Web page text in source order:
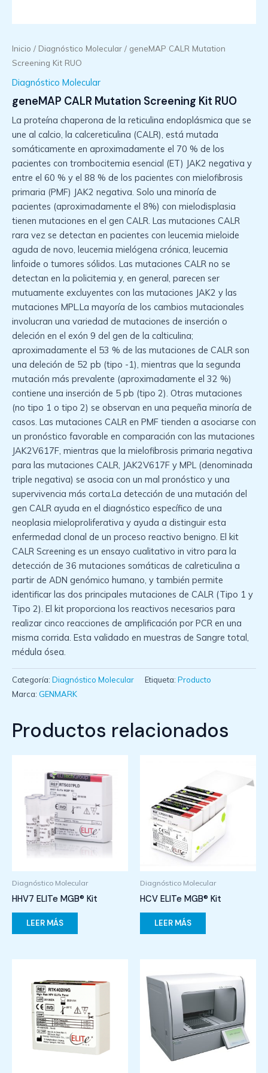
Inicio / Diagnóstico Molecular / geneMAP CALR Mutation
Screening Kit RUO
Diagnóstico Molecular
geneMAP CALR Mutation Screening Kit RUO
La proteína chaperona de la reticulina endoplásmica que se
une al calcio, la calcereticulina (CALR), está mutada
somáticamente en aproximadamente el 70 % de los
pacientes con trombocitemia esencial (ET) JAK2 negativa y
entre el 60 % y el 88 % de los pacientes con mielofibrosis
primaria (PMF) JAK2 negativa. Solo una minoría de
pacientes (aproximadamente el 8%) con mielodisplasia
tienen mutaciones en el gen CALR. Las mutaciones CALR
rara vez se detectan en pacientes con leucemia mieloide
aguda de novo, leucemia mielógena crónica, leucemia
linfoide o tumores sólidos. Las mutaciones CALR no se
detectan en la policitemia y, en general, parecen ser
mutuamente excluyentes con las mutaciones JAK2 y las
mutaciones MPL.La mayoría de los cambios mutacionales
involucran una variedad de mutaciones de inserción o
deleción en el exón 9 del gen de la calticulina;
aproximadamente el 53 % de las mutaciones de CALR son
una deleción de 52 pb (tipo -1), mientras que la segunda
mutación más prevalente (aproximadamente el 32 %)
contiene una inserción de 5 pb (tipo 2). Otras mutaciones
(no tipo 1 o tipo 2) se observan en una pequeña minoría de
casos. Las mutaciones CALR en PMF tienden a asociarse con
un pronóstico favorable en comparación con las mutaciones
JAK2V617F, mientras que la mielofibrosis primaria negativa
para las mutaciones CALR, JAK2V617F y MPL (denominada
triple negativa) se asocia con un mal pronóstico y una
supervivencia más corta.La detección de una mutación del
gen CALR ayuda en el diagnóstico específico de una
neoplasia mieloproliferativa y ayuda a distinguir esta
enfermedad clonal de un proceso reactivo benigno. El kit
CALR Screening es un ensayo cualitativo in vitro para la
detección de 36 mutaciones somáticas de calreticulina a
partir de ADN genómico humano, y también permite
identificar las dos principales mutaciones de CALR (Tipo 1 y
Tipo 2). El kit proporciona los reactivos necesarios para
realizar cinco reacciones de amplificación por PCR en una
misma corrida. Esta validado en muestras de Sangre total,
médula ósea.
Categoría: Diagnóstico Molecular Etiqueta: Producto
Marca: GENMARK
Productos relacionados
Diagnóstico Molecular
HHV7 ELITe MGB® Kit
LEER MÁS
Diagnóstico Molecular
HCV ELITe MGB® Kit
LEER MÁS